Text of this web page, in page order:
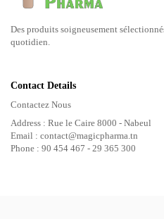
Des produits soigneusement
quotidien.
Contact Details
Contactez Nous
Address : Rue le Caire 8000 - Nabeul
Email : contact@magicpharma.tn
Phone : 90 454 467 - 29 365 300